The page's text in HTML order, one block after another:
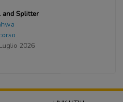
and Splitter
2026